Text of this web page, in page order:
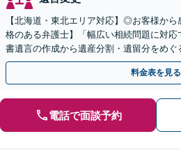
【北海道・東北エリア対応】◎お客様か
格のある弁護士】「幅広い相続問題に対
書遺言の作成から遺産分割・遺留分をめ
じた最適な方法をご提案します【夜間相談
料金表を見る
電話で面談予約